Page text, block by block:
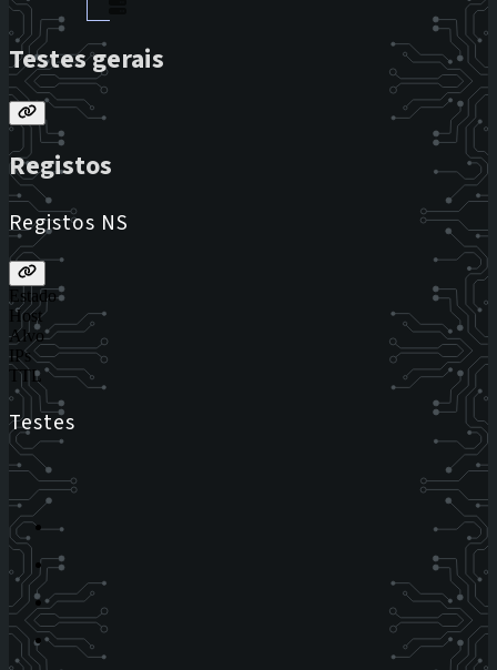
Testes gerais
Registos
Registos NS
Estado
Host
Alvo
IPs
TTL
Testes